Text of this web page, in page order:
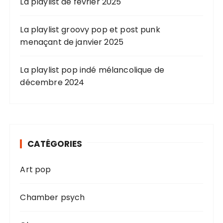
La playlist groovy pop et post punk
menaçant de janvier 2025
La playlist pop indé mélancolique de
décembre 2024
CATÉGORIES
Art pop
Chamber psych